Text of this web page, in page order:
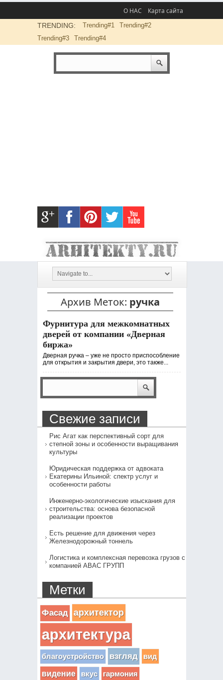
О НАС Карта сайта
TRENDING: Trending#1
Trending#2
Trending#3
Trending#4
Архив Меток: ручка
Фурнитура для межкомнатных
дверей от компании «Дверная
биржа»
Дверная ручка – уже не просто приспособление
для открытия и закрытия двери, это также...
Свежие записи
Рис Агат как перспективный сорт для
степной зоны и особенности выращивания
культуры
Юридическая поддержка от адвоката
Екатерины Ильиной: спектр услуг и
особенности работы
Инженерно-экологические изыскания для
строительства: основа безопасной
реализации проектов
Есть решение для движения через
Железнодорожный тоннель
Логистика и комплексная перевозка грузов с
компанией АВАС ГРУПП
Метки
Фасад архитектор
архитектура
благоустройство взгляд вид
видение вкус гармония